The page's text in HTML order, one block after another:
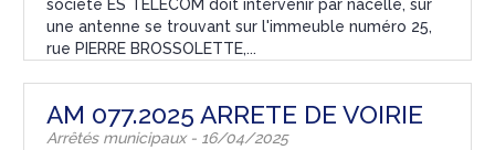
société ES TELECOM doit intervenir par nacelle, sur
une antenne se trouvant sur l'immeuble numéro 25,
rue PIERRE BROSSOLETTE,...
AM 077.2025 ARRETE DE VOIRIE
Arrêtés municipaux - 16/04/2025